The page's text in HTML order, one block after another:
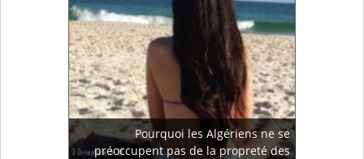
Pourquoi les Algériens ne se
préoccupent pas de la propreté des